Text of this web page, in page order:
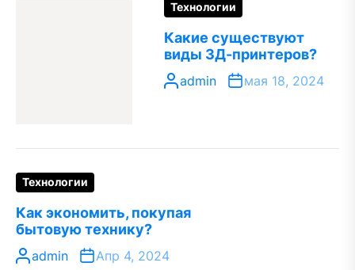
Технологии
Какие существуют
виды 3Д-принтеров?
admin мая 18, 2024
Технологии
Как экономить, покупая
бытовую технику?
admin Апр 4, 2024